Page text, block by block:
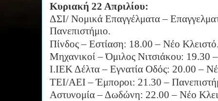
Κυριακή 22 Απριλίου:
ΔΣΙ/ Νομικά Επαγγέλματα –
Πανεπιστήμιο.
Πίνδος – Εστίαση: 18.00 – Νέο
Μηχανικοί – Όμιλος Νιτσιάκου: 19.30
Ι.ΙΕΚ Δέλτα – Εγνατία Οδός: 20.00 –
ΤΕΙ/ΑΕΙ – Έμποροι: 21.30 –
Αστυνομία – Δωδώνη: 22.00 – Νέο